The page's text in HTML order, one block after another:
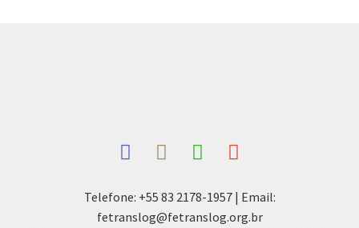
Telefone: +55 83 2178-1957 | Email:
fetranslog@fetranslog.org.br